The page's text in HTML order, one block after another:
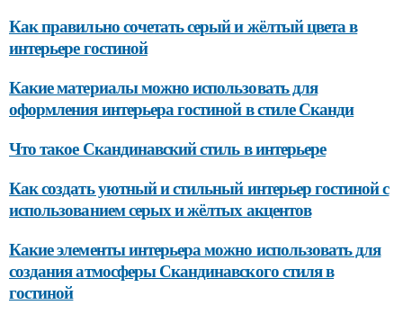
Как правильно сочетать серый и жёлтый цвета в
интерьере гостиной
Какие материалы можно использовать для
оформления интерьера гостиной в стиле Сканди
Что такое Скандинавский стиль в интерьере
Как создать уютный и стильный интерьер гостиной с
использованием серых и жёлтых акцентов
Какие элементы интерьера можно использовать для
создания атмосферы Скандинавского стиля в
гостиной